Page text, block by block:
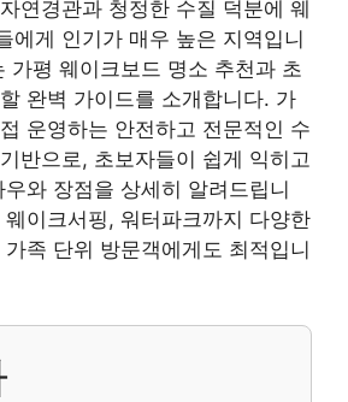
연경관과 청정한 수질 덕분에 웨
에게 인기가 매우 높은 지역입니
가평 웨이크보드 명소 추천과 초
완벽 가이드를 소개합니다. 가
운영하는 안전하고 전문적인 수
반으로, 초보자들이 쉽게 익히고
와 장점을 상세히 알려드립니
이크서핑, 워터파크까지 다양한
족 단위 방문객에게도 최적입니